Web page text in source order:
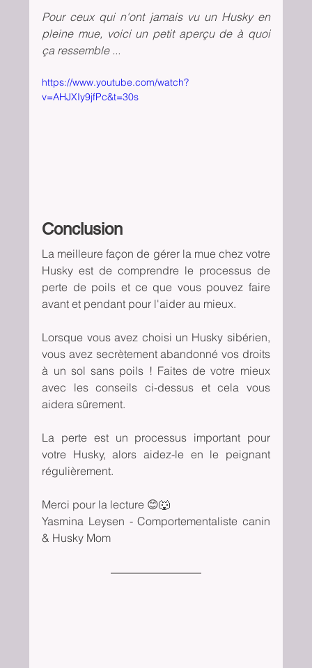
Pour ceux qui n'ont jamais vu un Husky en
pleine mue, voici un petit aperçu de à quoi
ça ressemble ...
https://www.youtube.com/watch?
v=AHJXIy9jfPc&t=30s
Conclusion
La meilleure façon de gérer la mue chez votre
Husky est de comprendre le processus de
perte de poils et ce que vous pouvez faire
avant et pendant pour l'aider au mieux.
Lorsque vous avez choisi un Husky sibérien,
vous avez secrètement abandonné vos droits
à un sol sans poils ! Faites de votre mieux
avec les conseils ci-dessus et cela vous
aidera sûrement.
La perte est un processus important pour
votre Husky, alors aidez-le en le peignant
régulièrement.
Merci pour la lecture 😊🐺
Yasmina Leysen - Comportementaliste canin
& Husky Mom